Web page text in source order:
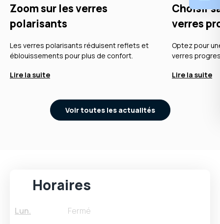
Zoom sur les verres
polarisants
Les verres polarisants réduisent reflets et
éblouissements pour plus de confort.
Lire la suite
Choisir
verres
Optez pour
verres
Lire la suite
Voir toutes les actualités
Horaires
Lun.
Fermé